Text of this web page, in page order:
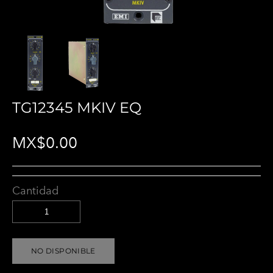
TG12345 MKIV EQ
MX$0.00
Cantidad
NO DISPONIBLE